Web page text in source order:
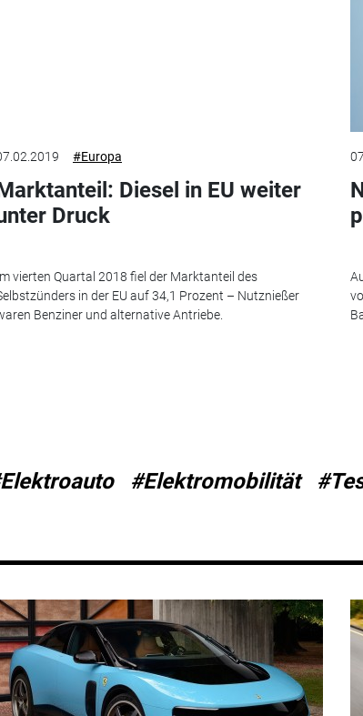
#Europa
Diesel in EU weiter
Druck
vierten Quartal 2018 fiel der Marktanteil des
in der EU auf 34,1 Prozent – Nutznießer
Benziner und alternative Antriebe.
#Elektromobilität